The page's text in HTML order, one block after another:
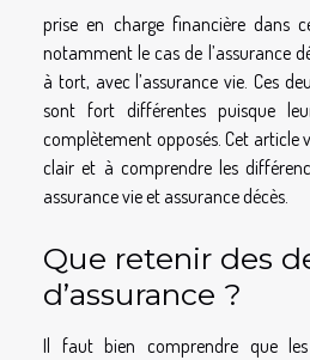
prise en charge financière dans
notamment le cas de l’assurance
à tort, avec l’assurance vie. Ces
sont fort différentes puisque
complètement opposés. Cet article
clair et à comprendre les
assurance vie et assurance décès.
Que retenir des
d’assurance ?
Il faut bien comprendre que